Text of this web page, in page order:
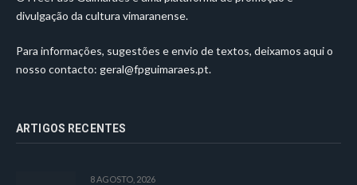
divulgação da cultura vimaranense.
Para informações, sugestões e envio de textos, deixamos aqui o
nosso contacto: geral@fpguimaraes.pt.
ARTIGOS RECENTES
8 AGOSTO, 2026